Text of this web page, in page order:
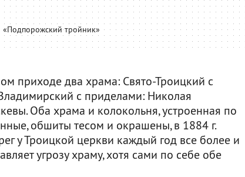
«Подпорожский тройник»
приходе два храма: Свято-Троицкий с
с приделами: Николая
Оба храма и колокольня, устроенная по
обшиты тесом и окрашены, в 1884 г.
у Троицкой церкви каждый год все более и
угрозу храму, хотя сами по себе обе